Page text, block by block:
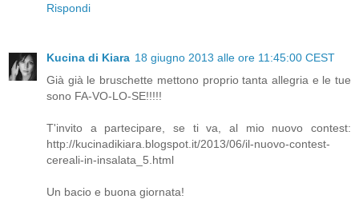
Rispondi
Kucina di Kiara 18 giugno 2013 alle ore 11:45:00 CEST
Già già le bruschette mettono proprio tanta allegria e le tue
sono FA-VO-LO-SE!!!!!
T'invito a partecipare, se ti va, al mio nuovo contest:
http://kucinadikiara.blogspot.it/2013/06/il-nuovo-contest-
cereali-in-insalata_5.html
Un bacio e buona giornata!